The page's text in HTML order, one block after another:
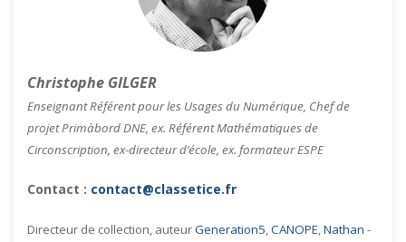
Christophe GILGER
Enseignant Référent pour les Usages du Numérique, Chef de
projet Primàbord DNE, ex. Référent Mathématiques de
Circonscription, ex-directeur d’école, ex. formateur ESPE
Contact : contact@classetice.fr
Directeur de collection, auteurGeneration5,CANOPE,Nathan -